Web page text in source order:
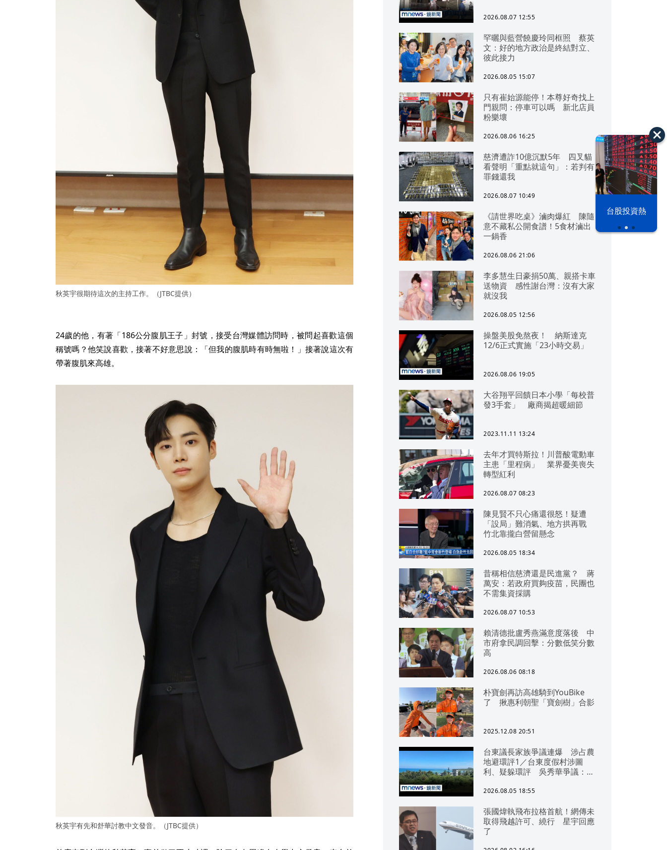
漢光42演習 台股投資熱
秋英宇很期待這次的主持工作。（JTBC提供）
24歲的他，有著「186公分腹肌王子」封號，接受台灣媒體訪問時，被問起喜歡這個
稱號嗎？他笑說喜歡，接著不好意思說：「但我的腹肌時有時無啦！」接著說這次有
帶著腹肌來高雄。
秋英宇有先和舒華討教中文發音。（JTBC提供）
2026.08.07 12:55
罕曬與藍營饒慶玲同框照 蔡英
文：好的地方政治是終結對立、
彼此接力
2026.08.05 15:07
只有崔始源能停！本尊好奇找上
門親問：停車可以嗎 新北店員
粉樂壞
2026.08.06 16:25
慈濟遭詐10億沉默5年 四叉貓
看聲明「重點就這句」：若判有
罪錢還我
2026.08.07 10:49
《請世界吃桌》滷肉爆紅 陳隨
意不藏私公開食譜！5食材滷出
一鍋香
2026.08.06 21:06
李多慧生日豪捐50萬、親搭卡車
送物資 感性謝台灣：沒有大家
就沒我
2026.08.05 12:56
操盤美股免熬夜！ 納斯達克
12/6正式實施「23小時交易」
2026.08.06 19:05
大谷翔平回饋日本小學「每校普
發3手套」 廠商揭超暖細節
2023.11.11 13:24
去年才買特斯拉！川普酸電動車
主患「里程病」 業界憂美喪失
轉型紅利
2026.08.07 08:23
陳見賢不只心痛還很怒！疑遭
「設局」難消氣、地方拱再戰
竹北靠攏白營留懸念
2026.08.05 18:34
昔稱相信慈濟還是民進黨？ 蔣
萬安：若政府買夠疫苗，民團也
不需集資採購
2026.08.07 10:53
賴清德批盧秀燕滿意度落後 中
市府拿民調回擊：分數低笑分數
高
2026.08.06 08:18
朴寶劍再訪高雄騎到YouBike
了 揪惠利朝聖「寶劍樹」合影
2025.12.08 20:51
台東議長家族爭議連爆 涉占農
地避環評1／台東度假村涉圖
利、疑躲環評 吳秀華爭議：概
2026.08.05 18:55
張國煒執飛布拉格首航！網傳未
取得飛越許可、繞行 星宇回應
了